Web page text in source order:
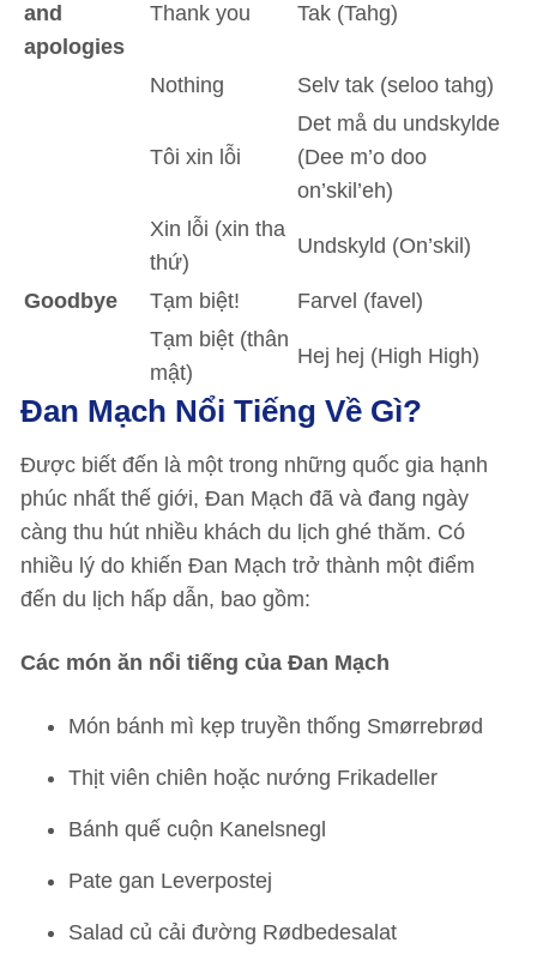
and
apologies
Thank you Tak (Tahg)
Nothing Selv tak (seloo tahg)
Tôi xin lỗi
Det må du undskylde
(Dee m’o doo
on’skil’eh)
Xin lỗi (xin tha
thứ)
Undskyld (On’skil)
Goodbye Tạm biệt!
Farvel (favel)
Tạm biệt (thân
mật)
Hej hej (High High)
Đan Mạch Nổi Tiếng Về Gì?
Được biết đến là một trong những quốc gia hạnh
phúc nhất thế giới, Đan Mạch đã và đang ngày
càng thu hút nhiều khách du lịch ghé thăm. Có
nhiều lý do khiến Đan Mạch trở thành một điểm
đến du lịch hấp dẫn, bao gồm:
Các món ăn nổi tiếng của Đan Mạch
Món bánh mì kẹp truyền thống Smørrebrød
Thịt viên chiên hoặc nướng Frikadeller
Bánh quế cuộn Kanelsnegl
Pate gan Leverpostej
Salad củ cải đường Rødbedesalat